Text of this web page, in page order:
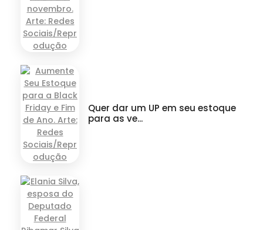
Quer dar um UP em seu estoque
para as ve...